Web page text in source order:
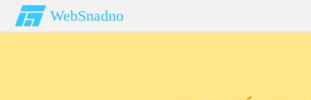
WebSnadno